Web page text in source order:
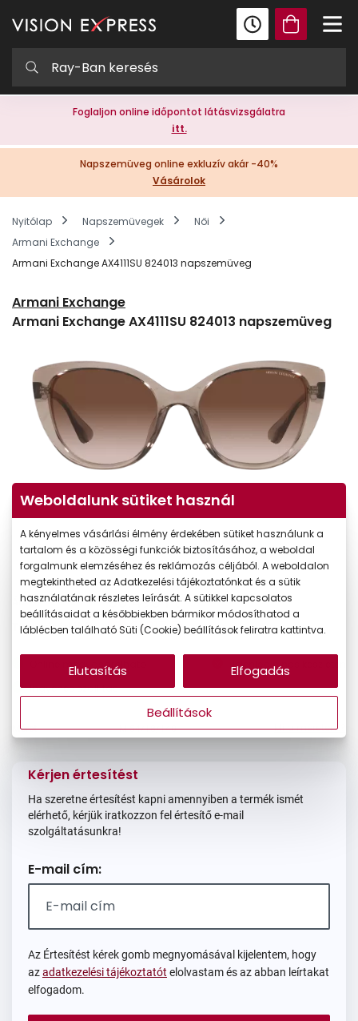
Foglaljon online időpontot látásvizsgálatra
itt.
Napszemüveg online exkluzív akár -40%
Vásárolok
Nyitólap Napszemüvegek
Női
Armani Exchange
Armani Exchange AX4111SU 824013 napszemüveg
Armani Exchange
Armani Exchange AX4111SU 824013 napszemüveg
Ár: 36.490 Ft
Törzsvásárlói ár: 31.017 Ft
Online megvásárolható
Jelenleg nincs készleten
Ingyenes szállítás
Méret: M54/18/140 Mi a méretem?
Kérjen értesítést
Ha szeretne értesítést kapni amennyiben a termék ismét
elérhető, kérjük iratkozzon fel értesítő e-mail
szolgáltatásunkra!
E-mail cím:
Az Értesítést kérek gomb megnyomásával kijelentem, hogy
azadatkezelési tájékoztatót elolvastam és az abban leírtakat
elfogadom.
Weboldalunk sütiket használ
A kényelmes vásárlási élmény érdekében sütiket használunk a
tartalom és a közösségi funkciók biztosításához, a weboldal
forgalmunk elemzéséhez és reklámozás céljából. A weboldalon
megtekintheted az Adatkezelési tájékoztatónkat és a sütik
használatának részletes leírását. A sütikkel kapcsolatos
beállításaidat a későbbiekben bármikor módosíthatod a
láblécben található Süti (Cookie) beállítások feliratra kattintva.
Beállítások
Elutasítás Elfogadás